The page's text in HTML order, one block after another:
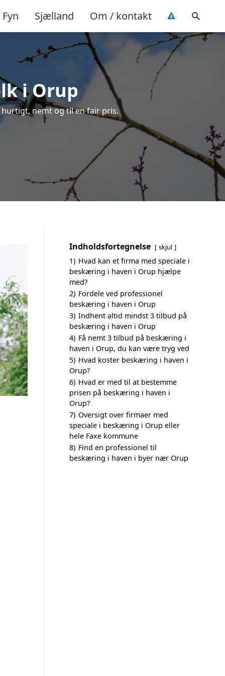
Fyn Sjælland Om / kontakt
i Orup
nemt og til en fair pris.
Indholdsfortegnelse skjul
1) Hvad kan et firma med speciale i
beskæring i haven i Orup hjælpe
med?
2) Fordele ved professionel
beskæring i haven i Orup
3) Indhent altid mindst 3 tilbud på
beskæring i haven i Orup
4) Få nemt 3 tilbud på beskæring i
haven i Orup, du kan være tryg ved
5) Hvad koster beskæring i haven i
Orup?
6) Hvad er med til at bestemme
prisen på beskæring i haven i
Orup?
7) Oversigt over firmaer med
speciale i beskæring i Orup eller
hele Faxe kommune
8) Find en professionel til
beskæring i haven i byer nær Orup